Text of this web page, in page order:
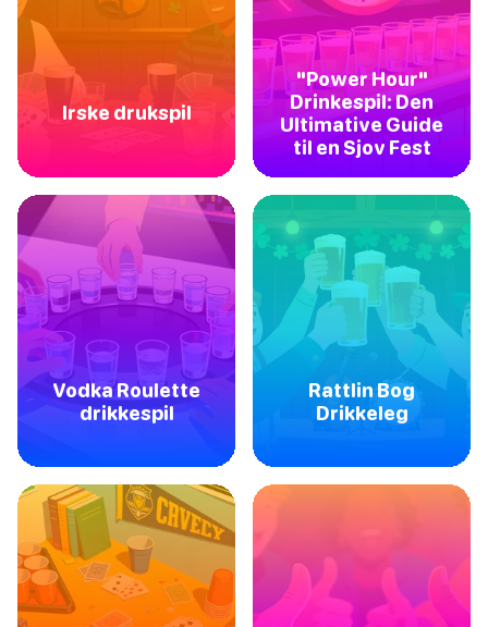
Irske drukspil
"Power Hour"
Drinkespil: Den
Ultimative Guide
til en Sjov Fest
Vodka Roulette
drikkespil
Rattlin Bog
Drikkeleg